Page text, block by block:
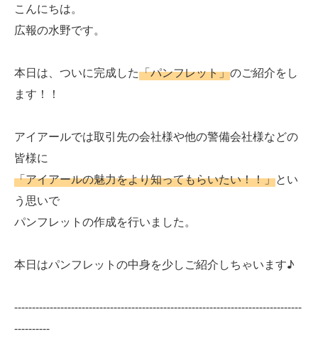
こんにちは。
広報の水野です。
本日は、ついに完成した「パンフレット」のご紹介をし
ます！！
アイアールでは取引先の会社様や他の警備会社様などの
皆様に
「アイアールの魅力をより知ってもらいたい！！」とい
う思いで
パンフレットの作成を行いました。
本日はパンフレットの中身を少しご紹介しちゃいます♪
---------------------------------------------------------------------------------
----------